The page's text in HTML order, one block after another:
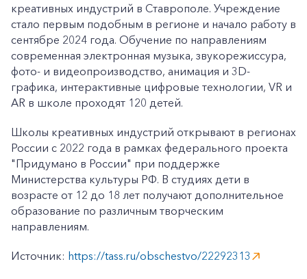
креативных индустрий в Ставрополе. Учреждение
стало первым подобным в регионе и начало работу в
сентябре 2024 года. Обучение по направлениям
современная электронная музыка, звукорежиссура,
фото- и видеопроизводство, анимация и 3D-
графика, интерактивные цифровые технологии, VR и
AR в школе проходят 120 детей.
Школы креативных индустрий открывают в регионах
России с 2022 года в рамках федерального проекта
"Придумано в России" при поддержке
Министерства культуры РФ. В студиях дети в
возрасте от 12 до 18 лет получают дополнительное
образование по различным творческим
направлениям.
Источник: https://tass.ru/obschestvo/22292313